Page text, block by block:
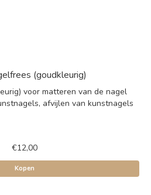
(goudkleurig)
voor matteren van de nagel
afvijlen van kunstnagels
€12,00
Kopen